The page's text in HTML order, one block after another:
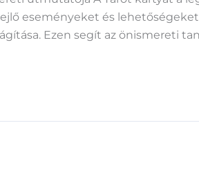
eseményeket és
Ezen segít az önismereti